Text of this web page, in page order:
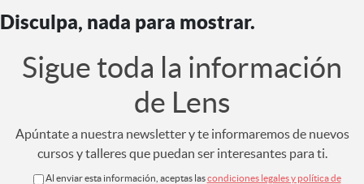
Disculpa, nada para mostrar.
Sigue toda la información
de Lens
Apúntate a nuestra newsletter y te informaremos de nuevos
cursos y talleres que puedan ser interesantes para ti.
Al enviar esta información, aceptas lascondiciones legales y política de